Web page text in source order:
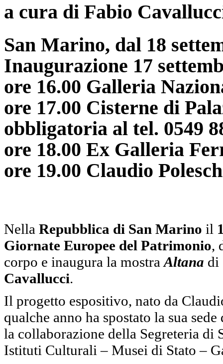
a cura di Fabio
San Marino, dal 18
Inaugurazione 17
ore 16.00 Galleria
ore 17.00 Cisterne di
obbligatoria al tel. 0549
ore 18.00 Ex Galleria
ore 19.00 Claudio
Nella Repubblica di San Marino il
Giornate Europee del Patrimonio,
corpo e inaugura la mostraAltana di
Cavallucci.
Il progetto espositivo, nato da
qualche anno ha spostato la sua
la collaborazione della Segreteria di
Istituti Culturali – Musei di Stato –